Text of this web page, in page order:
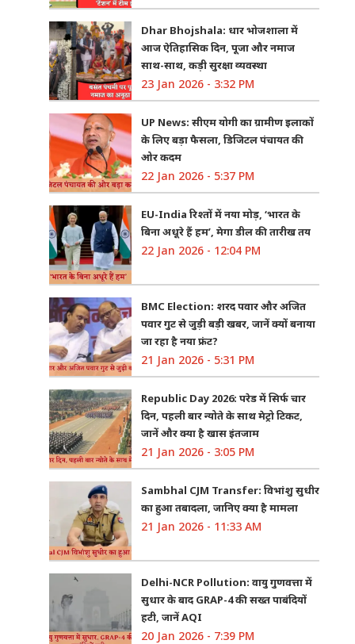
Dhar Bhojshala: धार भोजशाला में
आज ऐतिहासिक दिन, पूजा और नमाज
साथ-साथ, कड़ी सुरक्षा व्यवस्था
23 Jan 2026 - 3:32 PM
UP News: सीएम योगी का ग्रामीण इलाकों
के लिए बड़ा फैसला, डिजिटल पंचायत की
ओर कदम
22 Jan 2026 - 5:37 PM
EU-India रिश्तों में नया मोड़, ‘भारत के
बिना अधूरे हैं हम’, मेगा डील की तारीख तय
22 Jan 2026 - 12:04 PM
BMC Election: शरद पवार और अजित
पवार गुट से जुड़ी बड़ी खबर, जानें क्यों बनाया
जा रहा है नया फ्रंट?
21 Jan 2026 - 5:31 PM
Republic Day 2026: परेड में सिर्फ चार
दिन, पहली बार न्योते के साथ मेट्रो टिकट,
जानें और क्या है खास इंतजाम
21 Jan 2026 - 3:05 PM
Sambhal CJM Transfer: विभांशु सुधीर
का हुआ तबादला, जानिए क्या है मामला
21 Jan 2026 - 11:33 AM
Delhi-NCR Pollution: वायु गुणवत्ता में
सुधार के बाद GRAP-4 की सख्त पाबंदियों
हटी, जानें AQI
20 Jan 2026 - 7:39 PM